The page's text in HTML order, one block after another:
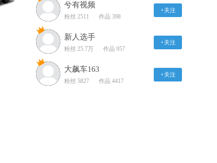
01:29
00:54
2017款宝骏510 外观展示
兮有视频
粉丝 2511 作品 398
+关注
新人选手
粉丝 25.7万 作品 957
+关注
大飙车163
粉丝 5827 作品 4417
+关注